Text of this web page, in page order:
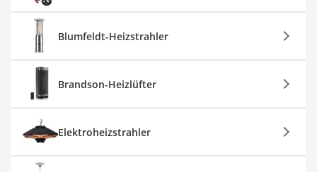
Blumfeldt-Heizstrahler
Brandson-Heizlüfter
Elektroheizstrahler